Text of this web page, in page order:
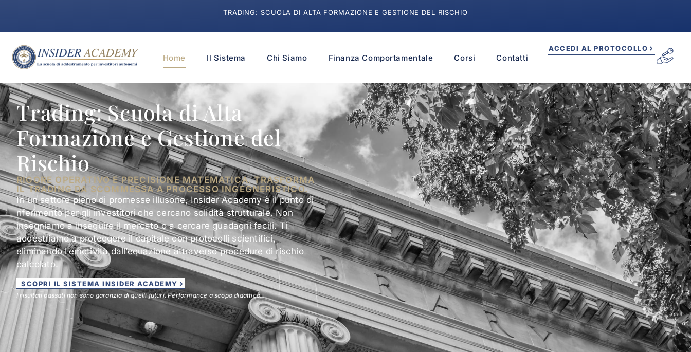
TRADING: SCUOLA DI ALTA FORMAZIONE E GESTIONE DEL RISCHIO
Home Il Sistema Chi Siamo Finanza Comportamentale Corsi Contatti
ACCEDI AL PROTOCOLLO
Trading: Scuola di Alta
Formazione e Gestione del
Rischio
RIGORE OPERATIVO E PRECISIONE MATEMATICA. TRASFORMA
IL TRADING DA SCOMMESSA A PROCESSO INGEGNERISTICO.
In un settore pieno di promesse illusorie, Insider Academy è il punto di
riferimento per gli investitori che cercano solidità strutturale. Non
insegniamo a inseguire il mercato o a cercare guadagni facili. Ti
addestriamo a proteggere il capitale con protocolli scientifici,
eliminando l’emotività dall’equazione attraverso procedure di rischio
calcolato.
SCOPRI IL SISTEMA INSIDER ACADEMY
I risultati passati non sono garanzia di quelli futuri. Performance a scopo didattico.